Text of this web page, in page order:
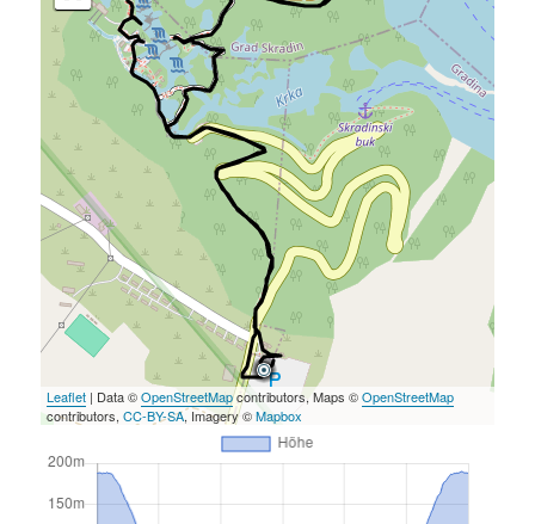
Leaflet | Data ©OpenStreetMapcontributors, Maps ©OpenStreetMap
contributors,CC-BY-SA, Imagery ©Mapbox